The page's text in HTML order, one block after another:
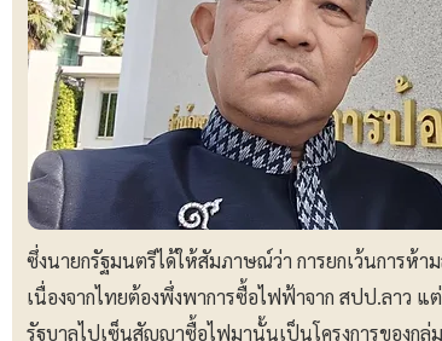
ซึ่งนายกรัฐมนตรีได้ให้สัมภาษณ์ว่า การยกเว้นการห้
เนื่องจากไทยต้องพึ่งพาการซื้อไฟฟ้าจาก สปป.ลาว
รัฐบาลไปเซ็นสัญญาซื้อไฟมานั้นเป็นโครงการของ